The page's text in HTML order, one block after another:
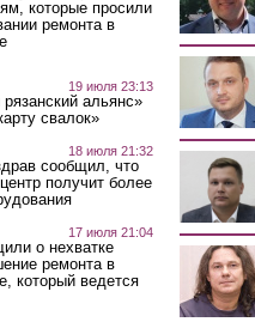
которые просили
ремонта в
19 июля 23:13
альянс»
свалок»
18 июля 21:32
сообщил, что
получит более
17 июля 21:04
о нехватке
ремонта в
который ведется